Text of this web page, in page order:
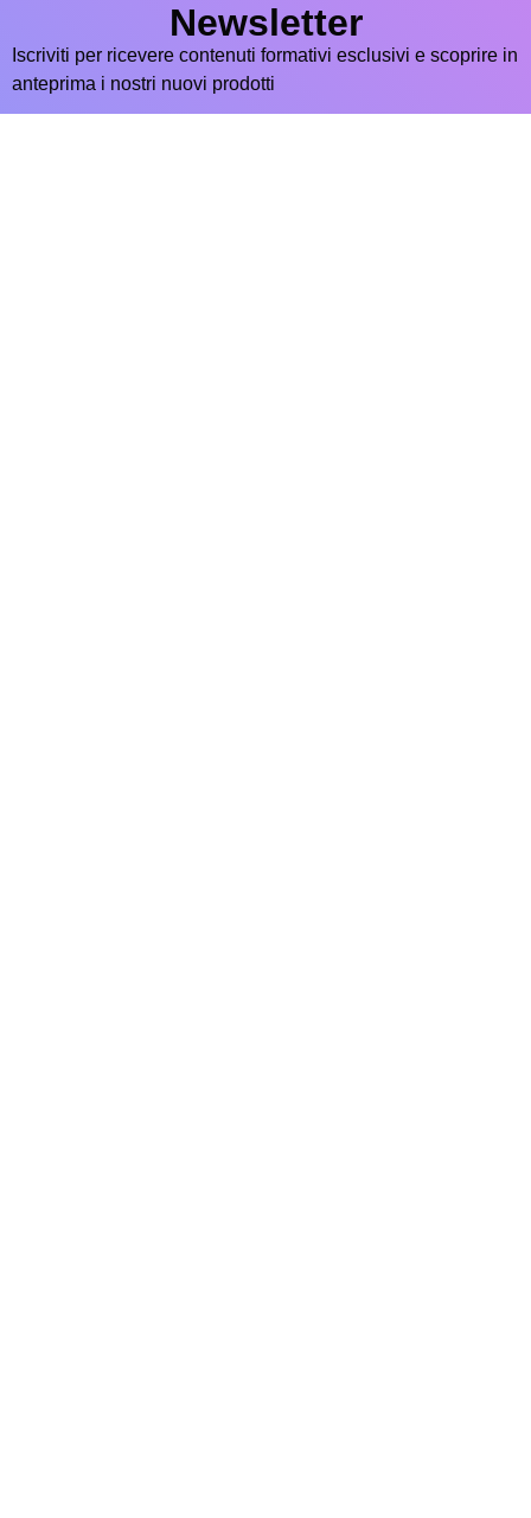
Newsletter
Iscriviti per ricevere contenuti formativi esclusivi e scoprire in
anteprima i nostri nuovi prodotti